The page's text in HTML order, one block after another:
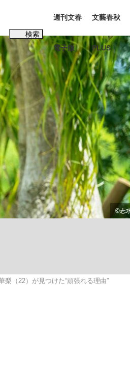
代表監督に...
検索
週刊文春
電子版
文藝春秋
PLUS
（22）が見つけた“頑張れる理由”